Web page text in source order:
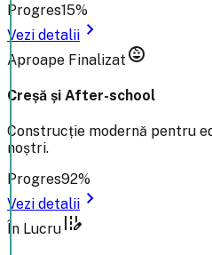
Progres15%
Vezi detalii chevron_right
Aproape Finalizat child_care
Creșă și After-school
Construcție modernă pentru
noștri.
Progres92%
Vezi detalii chevron_right
În Lucru edit_road